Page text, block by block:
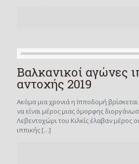
Βαλκανικοί αγώνες
αντοχής 2019
Ακόμα μια χρονιά η Ιπποδομή
να είναι μέρος μιας όμορφης
Λεβεντοχώρι του Κιλκίς έλαβαν μέρος
ιππικής[…]